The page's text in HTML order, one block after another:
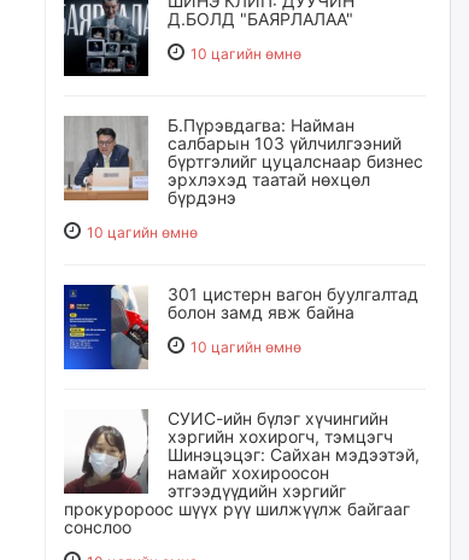
Д.БОЛД "БАЯРЛАЛАА"
10 цагийн өмнө
Б.Пүрэвдагва: Найман
салбарын 103 үйлчилгээний
бүртгэлийг цуцалснаар бизнес
эрхлэхэд таатай нөхцөл
бүрдэнэ
10 цагийн өмнө
301 цистерн вагон буулгалтад
болон замд явж байна
10 цагийн өмнө
СУИС-ийн бүлэг хүчингийн
хэргийн хохирогч, тэмцэгч
Шинэцэцэг: Сайхан мэдээтэй,
намайг хохироосон
этгээдүүдийн хэргийг
прокуророос шүүх рүү шилжүүлж байгааг
сонслоо